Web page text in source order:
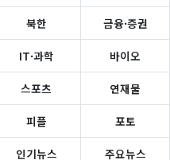
북한 금융·증권
IT·과학 바이오
스포츠 연재물
피플 포토
인기뉴스 주요뉴스